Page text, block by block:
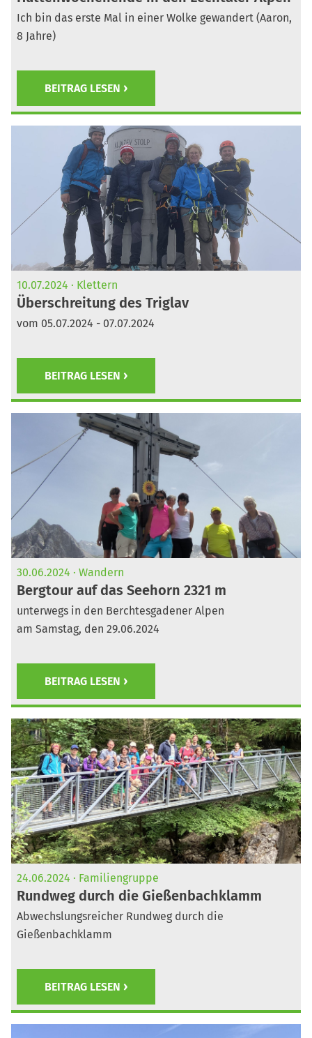
Ich bin das erste Mal in einer Wolke gewandert (Aaron,
8 Jahre)
BEITRAG LESEN
10.07.2024 Klettern
Überschreitung des Triglav
vom 05.07.2024 - 07.07.2024
BEITRAG LESEN
30.06.2024 Wandern
Bergtour auf das Seehorn 2321 m
unterwegs in den Berchtesgadener Alpen
am Samstag, den 29.06.2024
BEITRAG LESEN
24.06.2024 Familiengruppe
Rundweg durch die Gießenbachklamm
Abwechslungsreicher Rundweg durch die
Gießenbachklamm
BEITRAG LESEN